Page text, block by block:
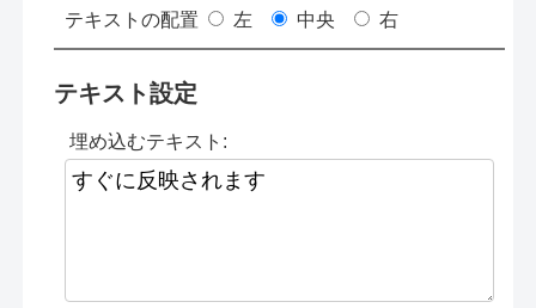
テキストの配置 左 中央 右
テキスト設定
埋め込むテキスト: